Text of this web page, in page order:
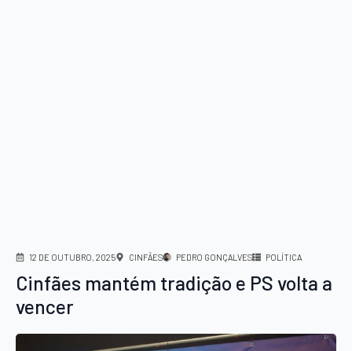
12 DE OUTUBRO, 2025 CINFÃES PEDRO GONÇALVES POLÍTICA
Cinfães mantém tradição e PS volta a
vencer